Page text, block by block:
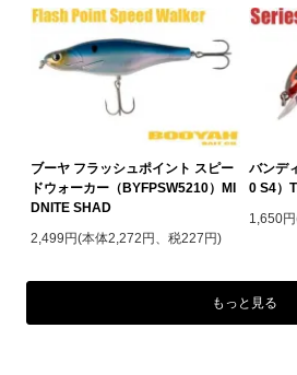
ブーヤ フラッシュポイント スピー
ドウォーカー（BYFPSW5210）MI
DNITE SHAD
2,499円(本体2,272円、税227円)
バンデ
0 S4）
1,650
もっと見る